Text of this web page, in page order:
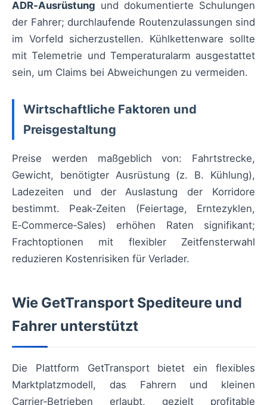
ADR‑Ausrüstung und dokumentierte Schulungen
der Fahrer; durchlaufende Routenzulassungen sind
im Vorfeld sicherzustellen. Kühlkettenware sollte
mit Telemetrie und Temperaturalarm ausgestattet
sein, um Claims bei Abweichungen zu vermeiden.
Wirtschaftliche Faktoren und
Preisgestaltung
Preise werden maßgeblich von: Fahrtstrecke,
Gewicht, benötigter Ausrüstung (z. B. Kühlung),
Ladezeiten und der Auslastung der Korridore
bestimmt. Peak‑Zeiten (Feiertage, Erntezyklen,
E‑Commerce‑Sales) erhöhen Raten signifikant;
Frachtoptionen mit flexibler Zeitfensterwahl
reduzieren Kostenrisiken für Verlader.
Wie GetTransport Spediteure und
Fahrer unterstützt
Die Plattform GetTransport bietet ein flexibles
Marktplatzmodell, das Fahrern und kleinen
Carrier‑Betrieben erlaubt, gezielt profitable